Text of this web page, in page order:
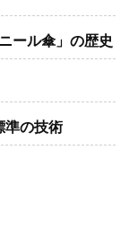
ール傘」の歴史
準の技術